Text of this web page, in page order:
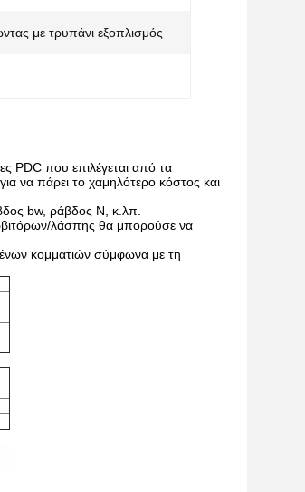
με τρυπάνι εξοπλισμός
PDC που επιλέγεται από τα
να πάρει το χαμηλότερο κόστος και
bw, ράβδος Ν, κ.λπ.
λάσπης θα μπορούσε να
κομματιών σύμφωνα με τη